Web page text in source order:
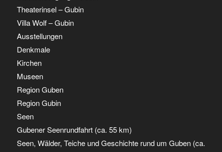
Theaterinsel – Gubin
Villa Wolf – Gubin
Ausstellungen
Denkmale
Kirchen
Museen
Region Guben
Region Gubin
Seen
Gubener Seenrundfahrt (ca. 55 km)
Seen, Wälder, Teiche und Geschichte rund um Guben (ca.